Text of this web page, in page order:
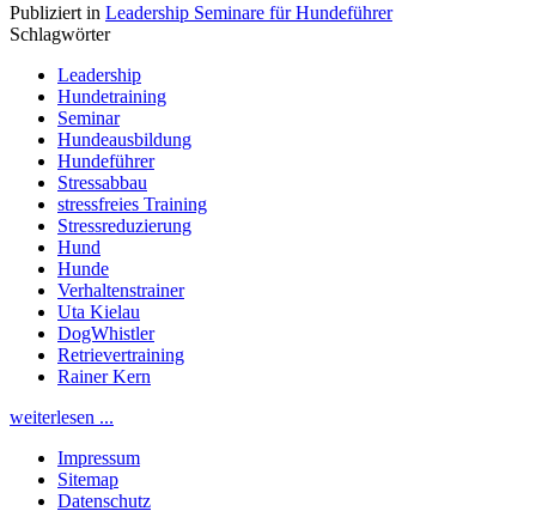
Publiziert in Leadership Seminare für Hundeführer
Schlagwörter
Leadership
Hundetraining
Seminar
Hundeausbildung
Hundeführer
Stressabbau
stressfreies Training
Stressreduzierung
Hund
Hunde
Verhaltenstrainer
Uta Kielau
DogWhistler
Retrievertraining
Rainer Kern
weiterlesen ...
Impressum
Sitemap
Datenschutz